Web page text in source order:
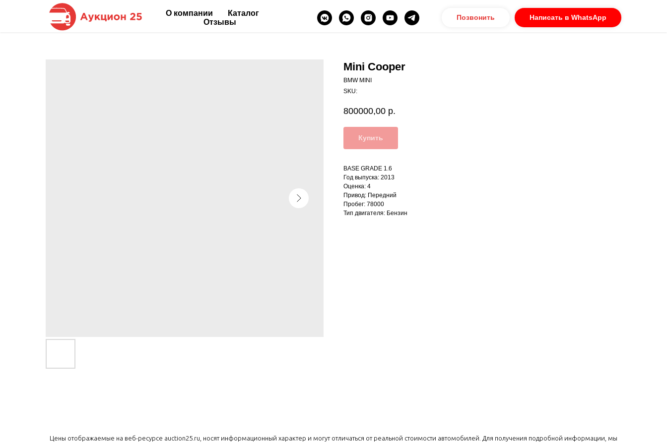
О компании
Каталог
Отзывы
Позвонить Написать в WhatsApp
Mini Cooper
BMW MINI
SKU:
800000,00 р.
Купить
BASE GRADE 1.6
Год выпуска: 2013
Оценка: 4
Привод: Передний
Пробег: 78000
Тип двигателя: Бензин
Цены отображаемые на веб-ресурсе auction25.ru, носят информационный характер и могут отличаться от реальной стоимости автомобилей. Для получения подробной информации, мы